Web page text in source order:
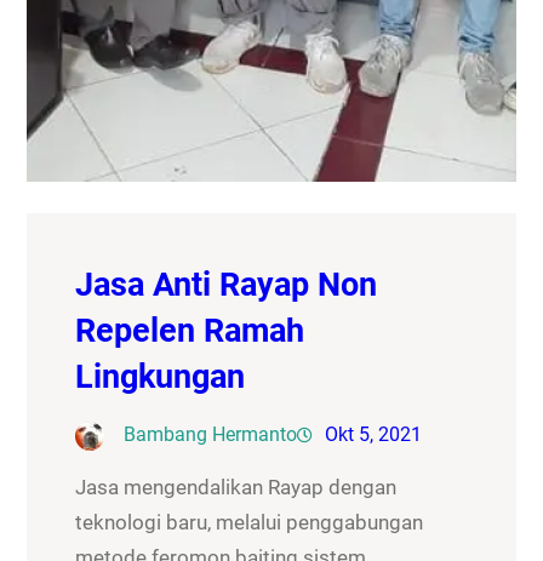
Jasa Anti Rayap Non
Repelen Ramah
Lingkungan
Bambang Hermanto Okt 5, 2021
Jasa mengendalikan Rayap dengan
teknologi baru, melalui penggabungan